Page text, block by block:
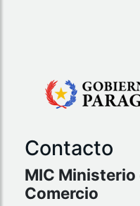
Contacto
MIC
Comercio